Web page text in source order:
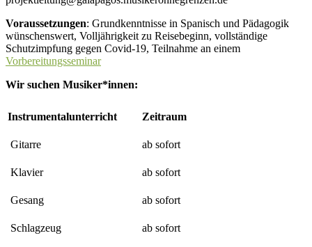
Voraussetzungen: Grundkenntnisse in Spanisch und Pädagogik
wünschenswert, Volljährigkeit zu Reisebeginn, vollständige
Schutzimpfung gegen Covid-19, Teilnahme an einem
Vorbereitungsseminar
Wir suchen Musiker*innen:
Instrumentalunterricht Zeitraum
Gitarre ab sofort
Klavier ab sofort
Gesang ab sofort
Schlagzeug ab sofort